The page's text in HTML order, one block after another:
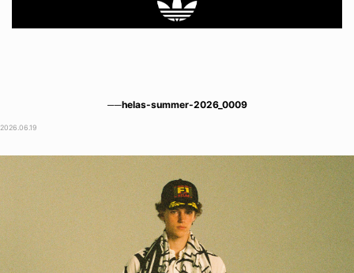
──helas-summer-2026_0009
2026.06.19